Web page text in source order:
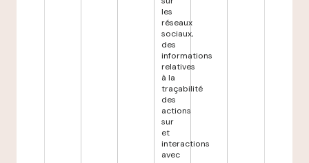
les
réseaux
sociaux,
des
informations
relatives
à la
traçabilité
des
actions
sur
et
interactions
avec